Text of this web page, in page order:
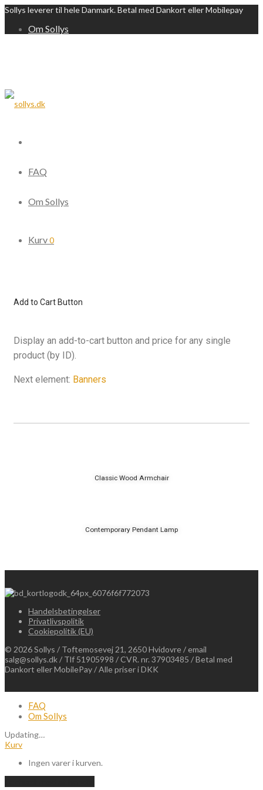
Sollys leverer til hele Danmark. Betal med Dankort eller Mobilepay
Om Sollys
FAQ
Om Sollys
Kurv0
Add to Cart Button
Display an add-to-cart button and price for any single
product (by ID).
Next element: Banners
Classic Wood Armchair
Contemporary Pendant Lamp
Handelsbetingelser
Privatlivspolitik
Cookiepolitik (EU)
© 2026Sollys / Toftemosevej 21, 2650 Hvidovre / email
salg@sollys.dk / Tlf 51905998 / CVR. nr. 37903485 / Betal med
Dankort eller MobilePay / Alle priser i DKK
FAQ
Om Sollys
Updating…
Kurv
Ingen varer i kurven.